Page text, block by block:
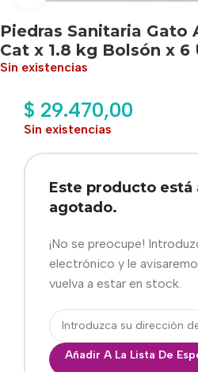
Piedras Sanitaria Gato
Cat x 1.8 kg Bolsón x 6
Sin existencias
$ 29.470,00
Sin existencias
Este producto
agotado.
¡No se preocupe!
electrónico y le
vuelva a estar en stock.
Añadir A La Lista De